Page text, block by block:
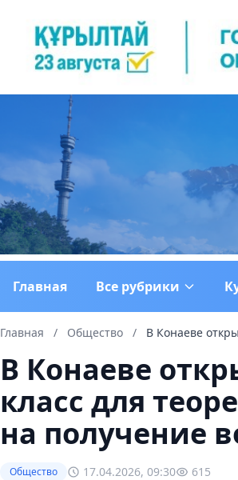
Главная Все рубрики
Главная / Общество / В Конаеве
В Конаеве
класс для
на получение
Общество 17.04.2026, 09:30 615